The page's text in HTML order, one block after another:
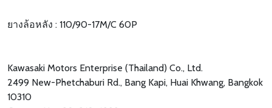
ยางล้อหลัง : 110/90-17M/C 60P
Kawasaki Motors Enterprise (Thailand) Co., Ltd.
2499 New-Phetchaburi Rd., Bang Kapi, Huai Khwang, Bangkok
10310